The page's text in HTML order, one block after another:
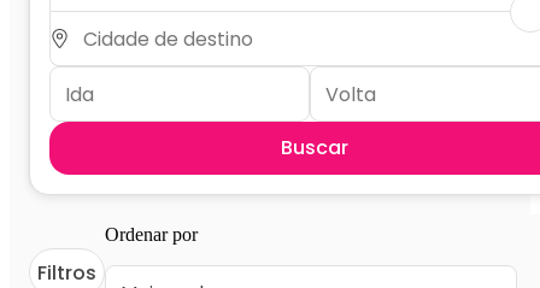
Buscar
Filtros
Ordenar por